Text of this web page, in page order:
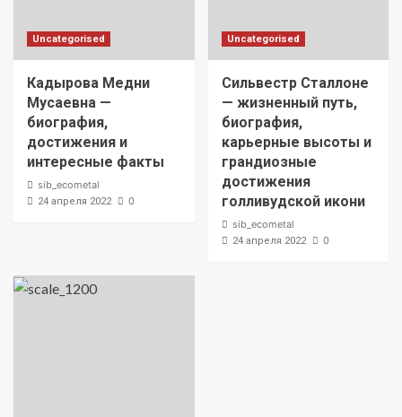
Uncategorised
Кадырова Медни
Мусаевна —
биография,
достижения и
интересные факты
sib_ecometal
24 апреля 2022 0
Uncategorised
Сильвестр Сталлоне
— жизненный путь,
биография,
карьерные высоты и
грандиозные
достижения
голливудской икони
sib_ecometal
24 апреля 2022 0